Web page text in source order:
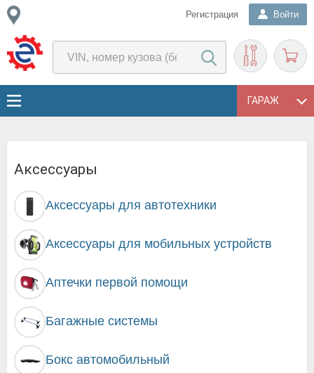
Регистрация Войти
ГАРАЖ
Аксессуары
Аксессуары для автотехники
Аксессуары для мобильных устройств
Аптечки первой помощи
Багажные системы
Бокс автомобильный